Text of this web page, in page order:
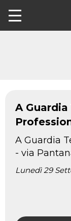
A Guardia
A Guardia
- via
Lunedì 29